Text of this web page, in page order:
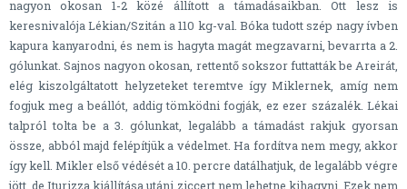
nagyon okosan 1-2 közé állított a támadásaikban. Ott lesz is
keresnivalója Lékian/Szitán a 110 kg-val. Bóka tudott szép nagy ívben
kapura kanyarodni, és nem is hagyta magát megzavarni, bevarrta a 2.
gólunkat. Sajnos nagyon okosan, rettentő sokszor futtatták be Areirát,
elég kiszolgáltatott helyzeteket teremtve így Miklernek, amíg nem
fogjuk meg a beállót, addig tömködni fogják, ez ezer százalék. Lékai
talpról tolta be a 3. gólunkat, legalább a támadást rakjuk gyorsan
össze, abból majd felépítjük a védelmet. Ha fordítva nem megy, akkor
így kell. Mikler első védését a 10. percre datálhatjuk, de legalább végre
jött, de Iturizza kiállítása utáni ziccert nem lehetne kihagyni. Ezek nem